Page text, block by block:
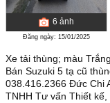
6 ảnh
Đăng ngày: 15/01/2025
Xe tải thùng; màu
Bán Suzuki 5 tạ cũ
038.416.2366 Đức Chi
TNHH Tư vấn Thiết kế,